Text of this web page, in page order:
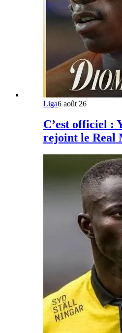
Liga6 août 26
C’est officiel :
rejoint le Real